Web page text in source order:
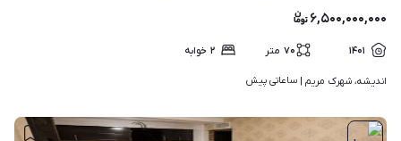
۶,۵۰۰,۰۰۰,۰۰۰
۱۴۰۱ ۷۰ متر ۲ خوابه
اندیشه، شهرک مریم | ساعاتی پیش